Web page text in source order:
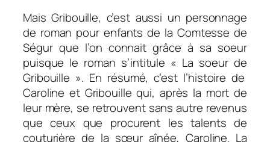
Mais Gribouille, c’est aussi un personnage
de roman pour enfants de la Comtesse de
Ségur que l’on connait grâce à sa soeur
puisque le roman s’intitule « La soeur de
Gribouille ». En résumé, c’est l’histoire de
Caroline et Gribouille qui, après la mort de
leur mère, se retrouvent sans autre revenus
que ceux que procurent les talents de
couturière de la sœur aînée, Caroline. La